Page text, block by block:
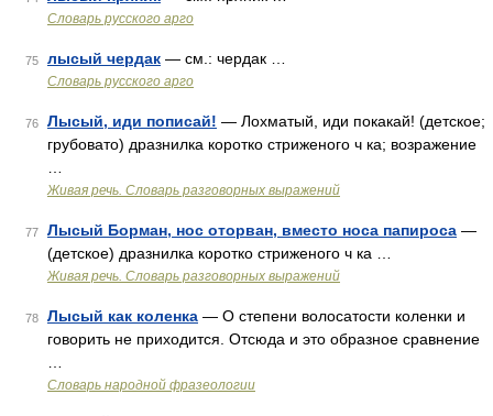
Словарь русского арго
75 лысый чердак — см.: чердак …
Словарь русского арго
76 Лысый, иди пописай! — Лохматый, иди покакай! (детское;
грубовато) дразнилка коротко стриженого ч ка; возражение
Живая речь. Словарь разговорных выражений
77 Лысый Борман, нос оторван, вместо носа папироса —
(детское) дразнилка коротко стриженого ч ка …
Живая речь. Словарь разговорных выражений
78 Лысый как коленка — О степени волосатости коленки и
говорить не приходится. Отсюда и это образное сравнение
Словарь народной фразеологии